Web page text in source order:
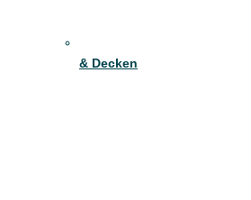
& Decken